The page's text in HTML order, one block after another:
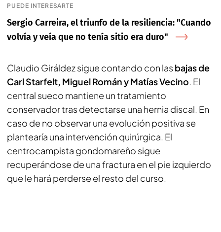
PUEDE INTERESARTE
Sergio Carreira, el triunfo de la resiliencia: "Cuando
volvía y veía que no tenía sitio era duro"
Claudio Giráldez sigue contando con las bajas de
Carl Starfelt, Miguel Román y Matías Vecino. El
central sueco mantiene un tratamiento
conservador tras detectarse una hernia discal. En
caso de no observar una evolución positiva se
plantearía una intervención quirúrgica. El
centrocampista gondomareño sigue
recuperándose de una fractura en el pie izquierdo
que le hará perderse el resto del curso.